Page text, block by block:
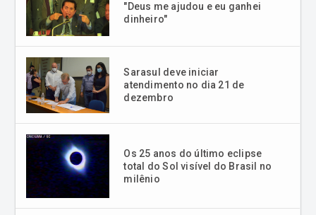
"Deus me ajudou e eu ganhei
dinheiro"
Sarasul deve iniciar
atendimento no dia 21 de
dezembro
Os 25 anos do último eclipse
total do Sol visível do Brasil no
milênio